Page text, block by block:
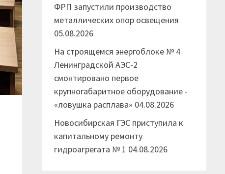
ФРП запустили производство
металлических опор освещения
05.08.2026
На строящемся энергоблоке № 4
Ленинградской АЭС-2
смонтировано первое
крупногабаритное оборудование -
«ловушка расплава» 04.08.2026
Новосибирская ГЭС приступила к
капитальному ремонту
гидроагрегата № 1 04.08.2026